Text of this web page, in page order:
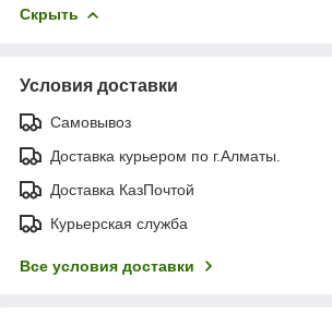
Скрыть
Условия доставки
Самовывоз
Доставка курьером по г.Алматы.
Доставка КазПочтой
Курьерская служба
Все условия доставки